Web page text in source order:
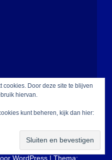
WordPress | Thema:
cookies. Door deze site te blijven
hiervan.
kunt beheren, kijk dan hier: